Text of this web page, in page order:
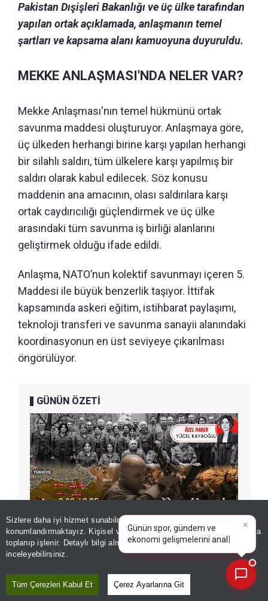
Sizlere daha iyi hizmet sunabilmek adına sitemizde
konumlandırmaktayız. Kişisel verileriniz, KVKK ve GDPR kapsamında
toplanıp işlenir. Detaylı bilgi almak içinAydınlatma Metnimizi
inceleyebilirsiniz.
Tüm Çerezleri Kabul Et Çerez Ayarlarına Git
Pakistan Dışişleri Bakanlığı ve üç ülke tarafından
yapılan ortak açıklamada, anlaşmanın temel
şartları ve kapsama alanı kamuoyuna duyuruldu.
MEKKE ANLAŞMASI'NDA NELER VAR?
Mekke Anlaşması'nın temel hükmünü ortak
savunma maddesi oluşturuyor. Anlaşmaya göre,
üç ülkeden herhangi birine karşı yapılan herhangi
bir silahlı saldırı, tüm ülkelere karşı yapılmış bir
saldırı olarak kabul edilecek. Söz konusu
maddenin ana amacının, olası saldırılara karşı
ortak caydırıcılığı güçlendirmek ve üç ülke
arasındaki tüm savunma iş birliği alanlarını
geliştirmek olduğu ifade edildi.
Anlaşma, NATO’nun kolektif savunmayı içeren 5.
Maddesi ile büyük benzerlik taşıyor. İttifak
kapsamında askeri eğitim, istihbarat paylaşımı,
teknoloji transferi ve savunma sanayii alanındaki
koordinasyonun en üst seviyeye çıkarılması
öngörülüyor.
GÜNÜN ÖZETİ
katılımının önü açıldı.
×
Günün spor, gündem ve
ekonomi gelişmelerini analiz
edin!|